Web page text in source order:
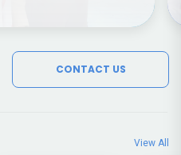
CONTACT US
View All